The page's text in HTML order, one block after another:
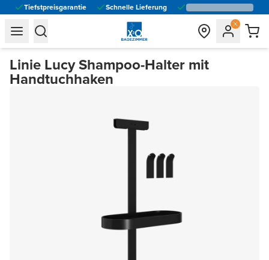
Tiefstpreisgarantie Schnelle Lieferung
general.navigation.toggle_menu.label
general.navigation.toggle_menu.label
Linie Lucy Shampoo-Halter mit
Handtuchhaken